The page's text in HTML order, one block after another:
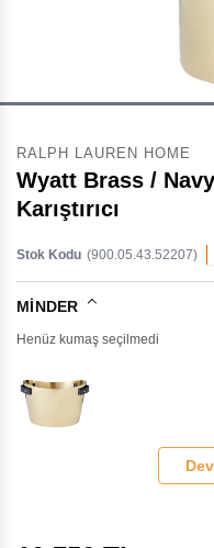
RALPH LAUREN HOME
Wyatt Brass /
Karıştırıcı
Stok Kodu (900.05.43.52207)
MINDER
Henüz kumaş seçilmedi